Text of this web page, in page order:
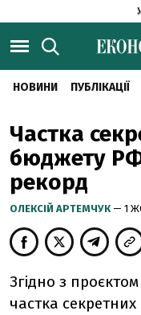
НОВИНИ ПУБЛІКАЦІЇ
Частка
бюджету
рекорд
ОЛЕКСІЙ АРТЕМЧУК — 1
Згідно з
частка